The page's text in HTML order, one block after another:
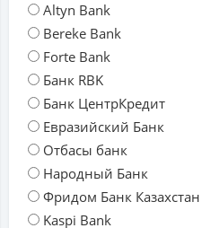
Altyn Bank
Bereke Bank
Forte Bank
Банк RBK
Банк ЦентрКредит
Евразийский Банк
Отбасы банк
Народный Банк
Фридом Банк Казахстан
Kaspi Bank